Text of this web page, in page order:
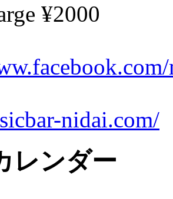
¥2000
nidai.com/
レンダー